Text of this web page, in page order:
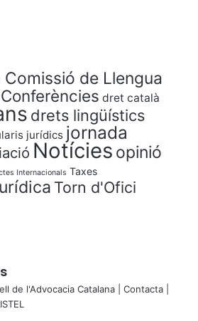
de Llengua
Conferències dret català
drets lingüístics
jurídics jornada
Notícies opinió
Internacionals Taxes
Torn d'Ofici
de l'Advocacia Catalana | Contacta